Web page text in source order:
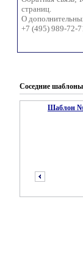
страниц.
О
+7 (495) 989-72-
Соседние
Шаблон